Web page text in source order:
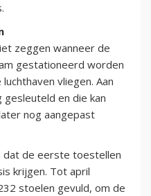
zeggen wanneer de
gestationeerd worden
vliegen. Aan
en die kan
nog aangepast
dat de eerste toestellen
krijgen. Tot april
stoelen gevuld, om de